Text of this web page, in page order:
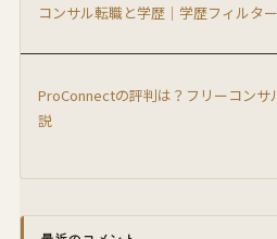
コンサル転職と学歴｜学歴フィルタ
ProConnectの評判は？フリーコンサ
説